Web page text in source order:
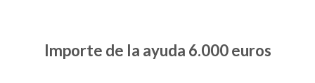
Importe de la ayuda 6.000 euros